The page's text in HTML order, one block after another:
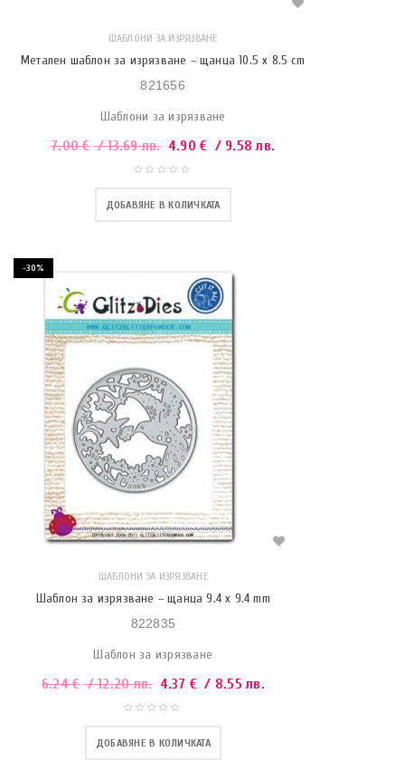
ШАБЛОНИ ЗА ИЗРЯЗВАНЕ
Метален шаблон за изрязване – щанца 10.5 x 8.5 cm
821656
Шаблони за изрязване
7.00€ / 13.69 лв. 4.90 € / 9.58 лв.
ДОБАВЯНЕ В КОЛИЧКАТА
-30%
ШАБЛОНИ ЗА ИЗРЯЗВАНЕ
Шаблон за изрязване – щанца 9.4 x 9.4 mm
822835
Шаблон за изрязване
6.24€ / 12.20 лв. 4.37 € / 8.55 лв.
ДОБАВЯНЕ В КОЛИЧКАТА